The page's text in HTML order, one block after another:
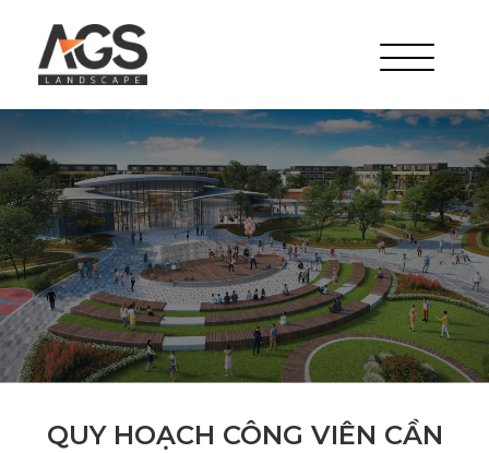
QUY HOẠCH CÔNG VIÊN CẦN